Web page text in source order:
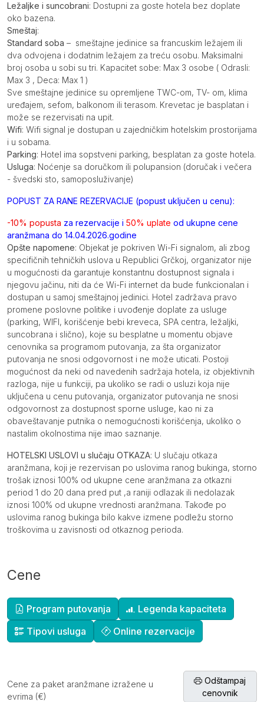
Ležaljke i suncobrani: Dostupni za goste hotela bez doplate
oko bazena.
Smeštaj:
Standard soba – smeštajne jedinice sa francuskim ležajem ili
dva odvojena i dodatnim ležajem za treću osobu. Maksimalni
broj osoba u sobi su tri. Kapacitet sobe: Max 3 osobe ( Odrasli:
Max 3 , Deca: Max 1 )
Sve smeštajne jedinice su opremljene TWC-om, TV- om, klima
uređajem, sefom, balkonom ili terasom. Krevetac je basplatan i
može se rezervisati na upit.
Wifi: Wifi signal je dostupan u zajedničkim hotelskim prostorijama
i u sobama.
Parking: Hotel ima sopstveni parking, besplatan za goste hotela.
Usluga: Noćenje sa doručkom ili polupansion (doručak i večera
- švedski sto, samoposluživanje)
POPUST ZA RANE REZERVACIJE (popust uključen u cenu):
-10% popusta za rezervacije i 50% uplate od ukupne cene
aranžmana do 14.04.2026.godine
Opšte napomene: Objekat je pokriven Wi-Fi signalom, ali zbog
specifičnih tehničkih uslova u Republici Grčkoj, organizator nije
u mogućnosti da garantuje konstantnu dostupnost signala i
njegovu jačinu, niti da će Wi-Fi internet da bude funkcionalan i
dostupan u samoj smeštajnoj jedinici. Hotel zadržava pravo
promene poslovne politike i uvođenje doplate za usluge
(parking, WIFI, korišćenje bebi kreveca, SPA centra, ležaljki,
suncobrana i slično), koje su besplatne u momentu objave
cenovnika sa programom putovanja, za šta organizator
putovanja ne snosi odgovornost i ne može uticati. Postoji
mogućnost da neki od navedenih sadržaja hotela, iz objektivnih
razloga, nije u funkciji, pa ukoliko se radi o usluzi koja nije
uključena u cenu putovanja, organizator putovanja ne snosi
odgovornost za dostupnost sporne usluge, kao ni za
obaveštavanje putnika o nemogućnosti korišćenja, ukoliko o
nastalim okolnostima nije imao saznanje.
HOTELSKI USLOVI u slučaju OTKAZA: U slučaju otkaza
aranžmana, koji je rezervisan po uslovima ranog bukinga, storno
trošak iznosi 100% od ukupne cene aranžmana za otkazni
period 1 do 20 dana pred put ,a raniji odlazak ili nedolazak
iznosi 100% od ukupne vrednosti aranžmana. Takođe po
uslovima ranog bukinga bilo kakve izmene podležu storno
troškovima u zavisnosti od otkaznog perioda.
Cene
Cene za paket aranžmane izražene u
evrima (€)
Odštampaj
cenovnik
Dopunske informacije
Program putovanja
Legenda kapaciteta
Tipovi usluga
Online rezervacije